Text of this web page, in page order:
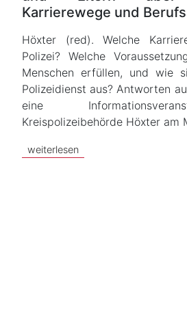
Karrierewege und
Höxter (red). Welche
Polizei? Welche
Menschen erfüllen, und wie
Polizeidienst aus? Antworten
eine
Kreispolizeibehörde Höxter am
weiterlesen